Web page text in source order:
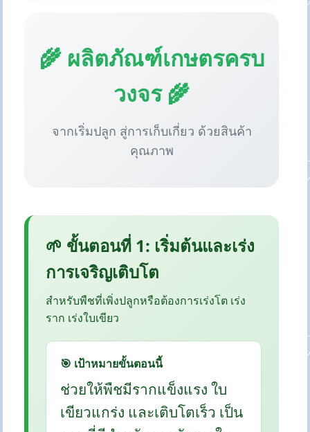
🌾 ผลิตภัณฑ์เกษตรครบ
วงจร 🌾
จากเริ่มปลูก สู่การเก็บเกี่ยว ด้วยสินค้า
คุณภาพ
🌱 ขั้นตอนที่ 1: เริ่มต้นและเร่ง
การเจริญเติบโต
สำหรับพืชที่เพิ่งปลูกหรือต้องการเร่งโต เร่ง
ราก เร่งใบเขียว
🎯 เป้าหมายขั้นตอนนี้
ช่วยให้พืชมีรากแข็งแรง ใบ
เขียวแกร่ง และเติบโตเร็ว เป็น